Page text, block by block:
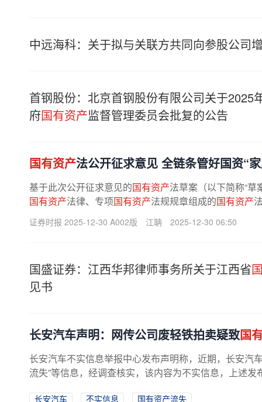
中远海科：关于拟与关联方共同向参股公司
首钢股份：北京首钢股份有限公司关于
府国有资产监督管理委员会批复的公告
国有资产法公开征求意见 全链条管好国资“
基于此次公开征求意见的国有资产法草案（以下简称“草
国有资产法律、专项国有资产法规规章组成的国有资产
专家认为，新法有利于构建全方位...
证券时报 2025-12-30 A002版 江聃 2025-12-30 06:50
国盛证券：江西华邦律师事务所关于江西省
见书
长安汽车声明：网传公司废轻铁拍卖疑致国
长安汽车不实信息举报中心发布声明称，近期，长安汽
流失”等信息，经调查核实，该内容为不实信息，上述
长安汽车 不实信息
国有资产流失